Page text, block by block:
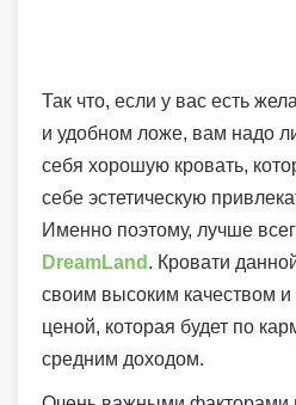
Так что, если у вас есть
и удобном ложе, вам надо
себя хорошую кровать,
себе эстетическую
Именно поэтому, лучше
DreamLand . Кровати
своим высоким качеством и
ценой, которая будет по
средним доходом.